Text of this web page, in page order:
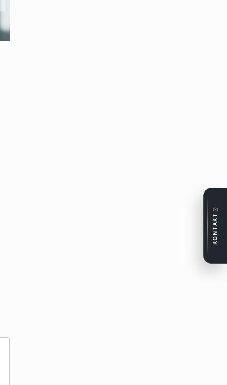
✉
KONTAKT